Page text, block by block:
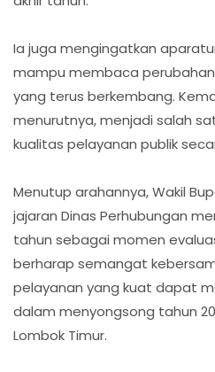
Ia juga mengingatkan
mampu membaca
yang terus berkembang.
menurutnya, menjadi salah
kualitas pelayanan publik
Menutup arahannya, Wakil
jajaran Dinas Perhubungan
tahun sebagai momen
berharap semangat
pelayanan yang kuat dapat
dalam menyongsong tahun
Lombok Timur.